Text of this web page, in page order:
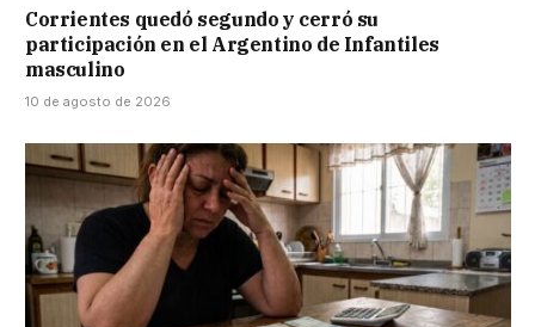
Corrientes quedó segundo y cerró su
participación en el Argentino de Infantiles
masculino
10 de agosto de 2026